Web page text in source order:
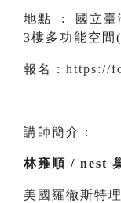
地點 : 國立臺
3樓多功能空間
報名 : https://
講師簡介：
林雍順 / nest
美國羅徹斯特